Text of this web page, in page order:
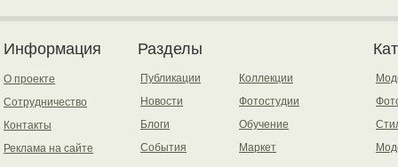
Информация
О проекте
Сотрудничество
Контакты
Реклама на сайте
Разделы
Публикации
Новости
Блоги
События
Коллекции
Фотостудии
Обучение
Маркет